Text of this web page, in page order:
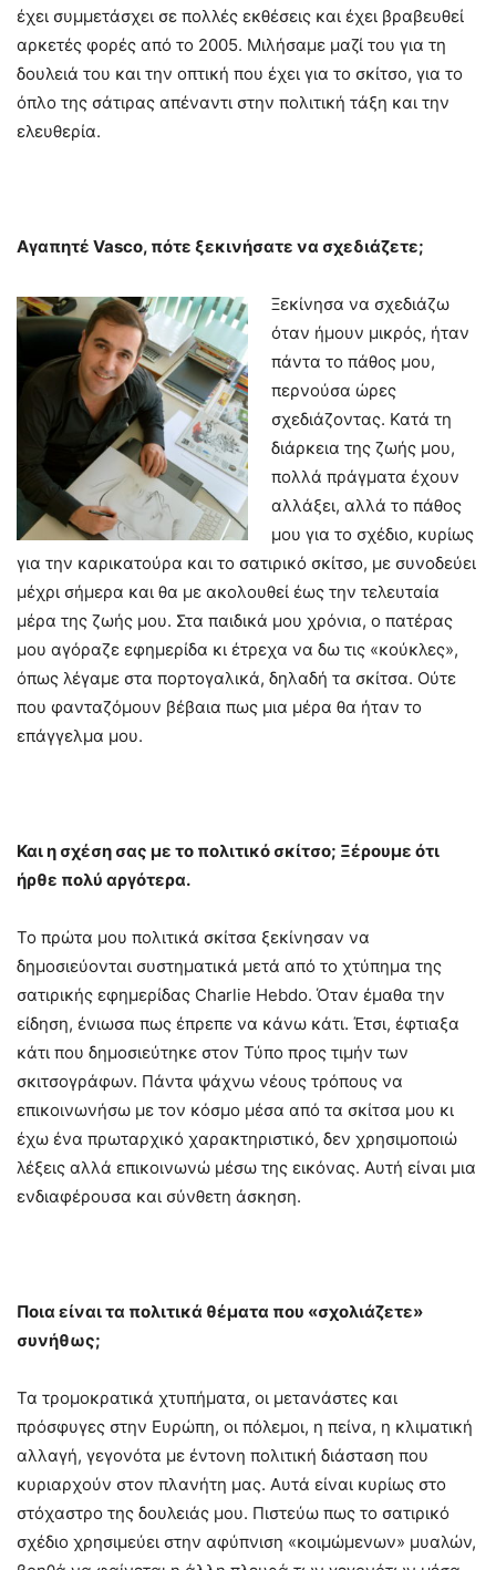
έχει συμμετάσχει σε πολλές εκθέσεις και έχει βραβευθεί
αρκετές φορές από το 2005. Μιλήσαμε μαζί του για τη
δουλειά του και την οπτική που έχει για το σκίτσο, για το
όπλο της σάτιρας απέναντι στην πολιτική τάξη και την
ελευθερία.
Αγαπητέ Vasco, πότε ξεκινήσατε να σχεδιάζετε;
Ξεκίνησα να σχεδιάζω
όταν ήμουν μικρός, ήταν
πάντα το πάθος μου,
περνούσα ώρες
σχεδιάζοντας. Κατά τη
διάρκεια της ζωής μου,
πολλά πράγματα έχουν
αλλάξει, αλλά το πάθος
μου για το σχέδιο, κυρίως
για την καρικατούρα και το σατιρικό σκίτσο, με συνοδεύει
μέχρι σήμερα και θα με ακολουθεί έως την τελευταία
μέρα της ζωής μου. Στα παιδικά μου χρόνια, ο πατέρας
μου αγόραζε εφημερίδα κι έτρεχα να δω τις «κούκλες»,
όπως λέγαμε στα πορτογαλικά, δηλαδή τα σκίτσα. Ούτε
που φανταζόμουν βέβαια πως μια μέρα θα ήταν το
επάγγελμα μου.
Και η σχέση σας με το πολιτικό σκίτσο; Ξέρουμε ότι
ήρθε πολύ αργότερα.
Το πρώτα μου πολιτικά σκίτσα ξεκίνησαν να
δημοσιεύονται συστηματικά μετά από το χτύπημα της
σατιρικής εφημερίδας Charlie Hebdo. Όταν έμαθα την
είδηση, ένιωσα πως έπρεπε να κάνω κάτι. Έτσι, έφτιαξα
κάτι που δημοσιεύτηκε στον Τύπο προς τιμήν των
σκιτσογράφων. Πάντα ψάχνω νέους τρόπους να
επικοινωνήσω με τον κόσμο μέσα από τα σκίτσα μου κι
έχω ένα πρωταρχικό χαρακτηριστικό, δεν χρησιμοποιώ
λέξεις αλλά επικοινωνώ μέσω της εικόνας. Αυτή είναι μια
ενδιαφέρουσα και σύνθετη άσκηση.
Ποια είναι τα πολιτικά θέματα που «σχολιάζετε»
συνήθως;
Τα τρομοκρατικά χτυπήματα, οι μετανάστες και
πρόσφυγες στην Ευρώπη, οι πόλεμοι, η πείνα, η κλιματική
αλλαγή, γεγονότα με έντονη πολιτική διάσταση που
κυριαρχούν στον πλανήτη μας. Αυτά είναι κυρίως στο
στόχαστρο της δουλειάς μου. Πιστεύω πως το σατιρικό
σχέδιο χρησιμεύει στην αφύπνιση «κοιμώμενων» μυαλών,